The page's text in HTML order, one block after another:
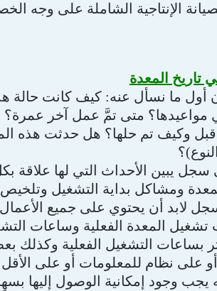
الإنتاجية الشاملة على وجه
تاريخ المعدة
ما نسأل عنه: كيف كانت حالة
في مواعيدها؟ متى تمَّ عمل آخر
وكيف تم حلها؟ هل حدثت هذه
يبين الأحداث التي لها علاقة
ومشاكل بداية التشغيل وتلخيص
لابد أن يحتوي على جميع الأعمال
المعدة الفعلية وساعات
بساعات التشغيل الفعلية وكذلك
نظام للمعلومات أو على الأقل
يجب وجود إمكانية الوصول إليها